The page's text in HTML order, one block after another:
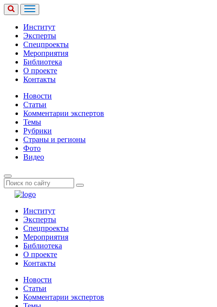
Институт
Эксперты
Спецпроекты
Мероприятия
Библиотека
О проекте
Контакты
Новости
Статьи
Комментарии экспертов
Темы
Рубрики
Страны и регионы
Фото
Видео
Институт
Эксперты
Спецпроекты
Мероприятия
Библиотека
О проекте
Контакты
Новости
Статьи
Комментарии экспертов